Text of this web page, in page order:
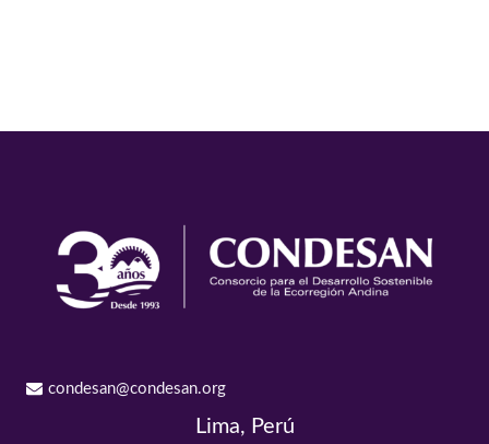
condesan@condesan.org
Lima, Perú